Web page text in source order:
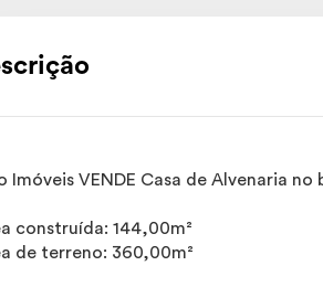
Imóveis VENDE Casa de Alvenaria
construída: 144,00m²
de terreno: 360,00m²